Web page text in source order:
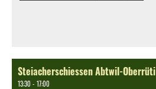
Steiacherschiessen Abtwil-Oberrüti
13:30 - 17:00